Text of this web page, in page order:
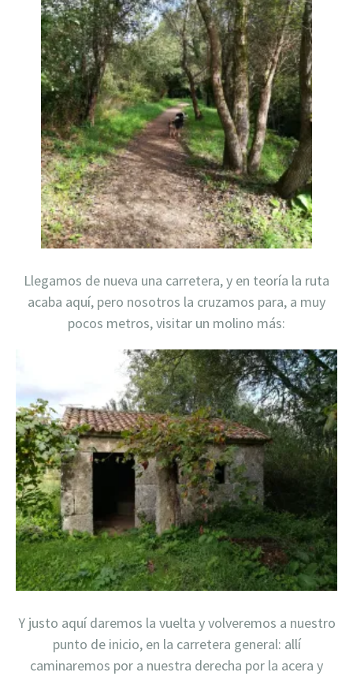
Llegamos de nueva una carretera, y en teoría la ruta
acaba aquí, pero nosotros la cruzamos para, a muy
pocos metros, visitar un molino más:
Y justo aquí daremos la vuelta y volveremos a nuestro
punto de inicio, en la carretera general: allí
caminaremos por a nuestra derecha por la acera y